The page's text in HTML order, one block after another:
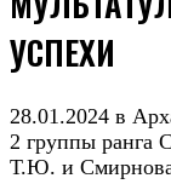
УСПЕХИ
28.01.2024 в
2 группы ранга
Т.Ю. и